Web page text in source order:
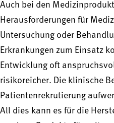
Auch bei den
Herausforderungen für
Untersuchung oder
Erkrankungen zum Einsatz
Entwicklung oft
risikoreicher. Die klinische
Patientenrekrutierung
All dies kann es für die